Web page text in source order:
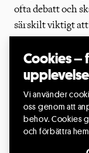
Cookies –
upplevelse
Vi använder
oss genom att
behov. Cookies
och förbättra
ofta debatt och
särskilt viktigt
skapelsemyt
konsten vill vi
som öppnar för
emotionellt och
skapa en
diskussion om
Riksteaterns